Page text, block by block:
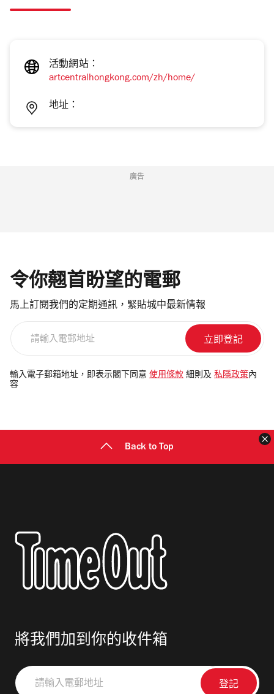
活動網站：
artcentralhongkong.com/zh/home/
地址：
廣告
令你翹首盼望的電郵
馬上訂閱我們的定期通訊，緊貼城中最新情報
電
郵
輸入電子郵箱地址，即表示閣下同意 使用條款 細則及 私隱政策 內
容
Back to Top
將我們加到你的收件箱
請
輸